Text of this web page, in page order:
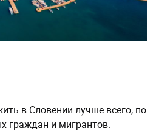
в Словении лучше всего, по
граждан и мигрантов.